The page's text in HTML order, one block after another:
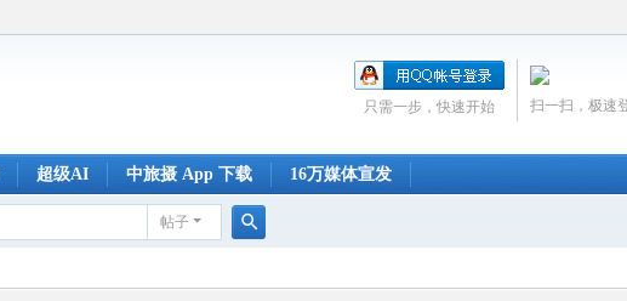
扫一扫，极速
只需一步，快速开始
超级AI 中旅摄 App 下载 16万媒体宣发
帖子
索